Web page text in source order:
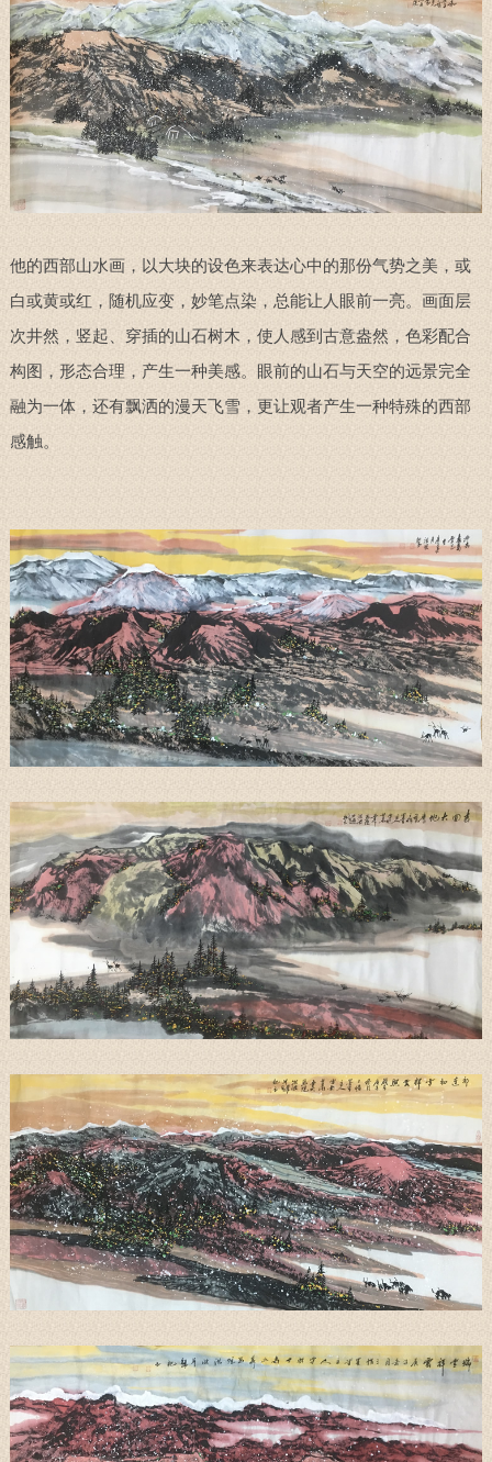
他的西部山水画，以大块的设色来表达心中的那份气势之美，或
白或黄或红，随机应变，妙笔点染，总能让人眼前一亮。画面层
次井然，竖起、穿插的山石树木，使人感到古意盎然，色彩配合
构图，形态合理，产生一种美感。眼前的山石与天空的远景完全
融为一体，还有飘洒的漫天飞雪，更让观者产生一种特殊的西部
感触。